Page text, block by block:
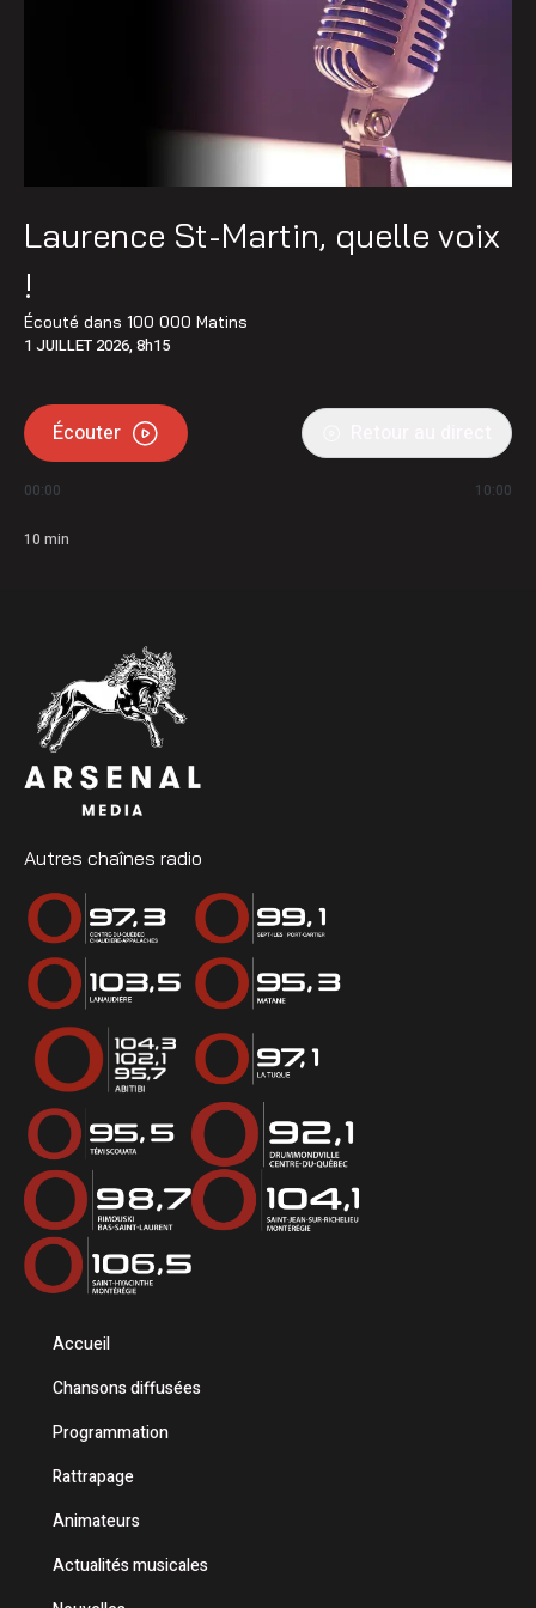
Laurence St-Martin, quelle voix
!
Écouté dans 100 000 Matins
1 JUILLET 2026, 8h15
Écouter
00:00 10:00
10 min
Autres chaînes radio
Accueil
Chansons diffusées
Programmation
Rattrapage
Animateurs
Actualités musicales